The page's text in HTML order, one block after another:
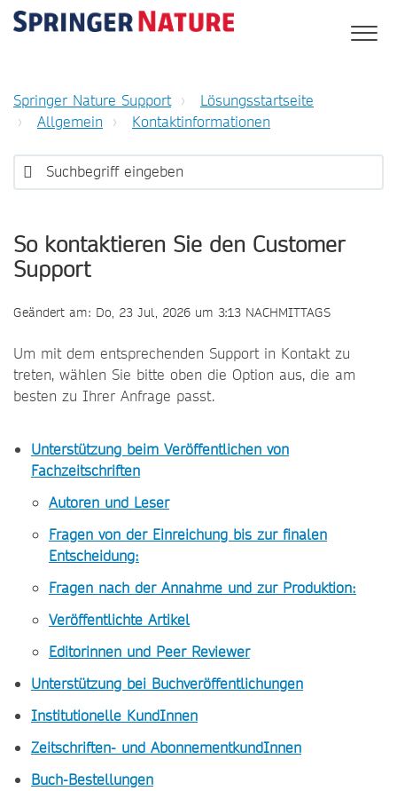
Springer Nature Support
Lösungsstartseite
Allgemein
Kontaktinformationen
So kontaktieren Sie den Customer
Support
Geändert am: Do, 23 Jul, 2026 um 3:13 NACHMITTAGS
Um mit dem entsprechenden Support in Kontakt zu
treten, wählen Sie bitte oben die Option aus, die am
besten zu Ihrer Anfrage passt.
Unterstützung beim Veröffentlichen von
Fachzeitschriften
Autoren und Leser
Fragen von der Einreichung bis zur finalen
Entscheidung:
Fragen nach der Annahme und zur Produktion:
Veröffentlichte Artikel
Editorinnen und Peer Reviewer
Unterstützung bei Buchveröffentlichungen
Institutionelle KundInnen
Zeitschriften- und AbonnementkundInnen
Buch-Bestellungen